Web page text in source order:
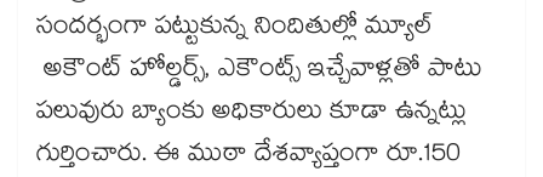
సందర్భంగా పట్టుకున్న నిందితుల్లో మ్యూల్
అకౌంట్​ హోల్డర్స్, ఎకౌంట్స్​ ఇచ్చేవాళ్లతో పాటు
పలువురు బ్యాంకు అధికారులు కూడా ఉన్నట్లు
గుర్తించారు. ఈ ముఠా దేశవ్యాప్తంగా రూ.150